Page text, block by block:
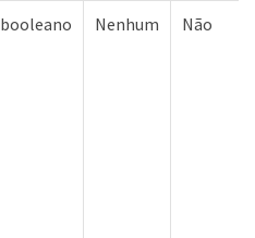
booleano Nenhum Não